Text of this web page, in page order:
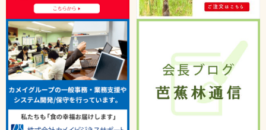
2026年03月24日
宮崎県の「株式会社餃子の馬渡」の冷凍
餃子を紹介します！
2026年02月4日
うまかもん
熊本限定 ワンピースコラボ太平燕発売
です！
2026年01月15日